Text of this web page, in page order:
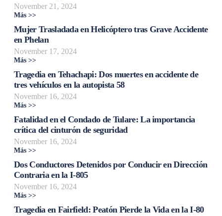
November 21, 2024
Más >>
Mujer Trasladada en Helicóptero tras Grave Accidente
en Phelan
November 17, 2024
Más >>
Tragedia en Tehachapi: Dos muertes en accidente de
tres vehículos en la autopista 58
November 16, 2024
Más >>
Fatalidad en el Condado de Tulare: La importancia
crítica del cinturón de seguridad
November 16, 2024
Más >>
Dos Conductores Detenidos por Conducir en Dirección
Contraria en la I-805
November 16, 2024
Más >>
Tragedia en Fairfield: Peatón Pierde la Vida en la I-80